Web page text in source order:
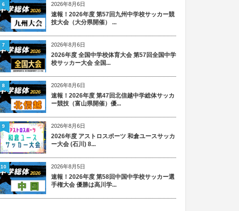
2026年8月6日
速報！2026年度 第57回九州中学校サッカー競
技大会（大分県開催） ...
6
2026年8月6日
2026年度 全国中学校体育大会 第57回全国中学
校サッカー大会 全国...
7
2026年8月6日
速報！2026年度 第47回北信越中学総体サッカ
ー競技（富山県開催）優...
8
2026年8月6日
2026年度 アストロスポーツ 和倉ユースサッカ
ー大会 (石川) 8...
9
2026年8月5日
速報！2026年度 第58回中国中学校サッカー選
手権大会 優勝は高川学...
10